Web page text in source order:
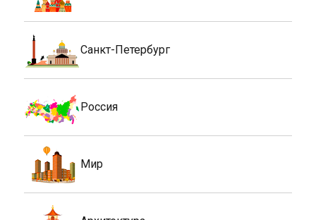
Санкт-Петербург
Россия
Мир